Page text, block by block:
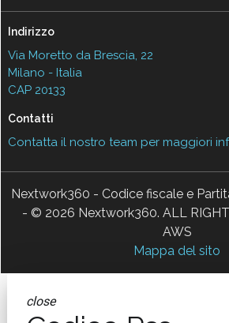
Indirizzo
Via Moretto da Brescia, 22
Milano - Italia
CAP 20133
Contatti
Contatta il nostro team per maggiori
Nextwork360 - Codice fiscale e
- © 2026 Nextwork360. ALL
AWS
Mappa del sito
close